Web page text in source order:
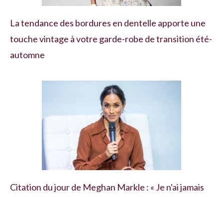
La tendance des bordures en dentelle apporte une
touche vintage à votre garde-robe de transition été-
automne
Citation du jour de Meghan Markle : « Je n'ai jamais